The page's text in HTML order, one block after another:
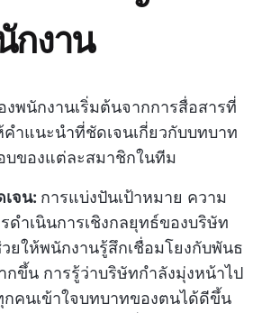
กงาน
พนักงานเริ่มต้นจากการสื่อสารที่
ำแนะนำที่ชัดเจนเกี่ยวกับบทบาท
บของแต่ละสมาชิกในทีม
จน: การแบ่งปันเป้าหมาย ความ
ดำเนินการเชิงกลยุทธ์ของบริษัท
วยให้พนักงานรู้สึกเชื่อมโยงกับพันธ
กขึ้น การรู้ว่าบริษัทกำลังมุ่งหน้าไป
กคนเข้าใจบทบาทของตนได้ดีขึ้น